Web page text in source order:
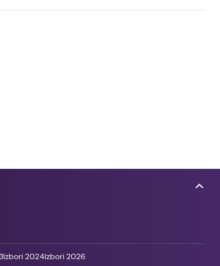
Izbori 2024Izbori 2026